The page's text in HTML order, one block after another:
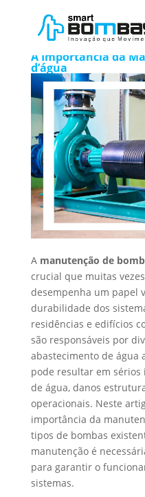
Manutenção de
A Importância da
d’água
A manutenção de
crucial que muitas
desempenha um papel
durabilidade dos
residências e edifícios
são responsáveis por
abastecimento de água
pode resultar em sérios
de água, danos
operacionais. Neste
importância da
tipos de bombas
manutenção é
para garantir o
sistemas.